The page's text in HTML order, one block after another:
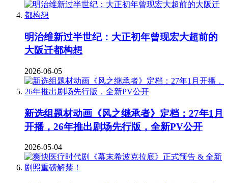
明治维新过半世纪：大正初年曾现宏大超前的
大阪迁都构想
2026-06-05
新选组题材动画《风之继承者》定档：27年1月
开播，26年推出剧场先行版，全新PV公开
2026-05-04